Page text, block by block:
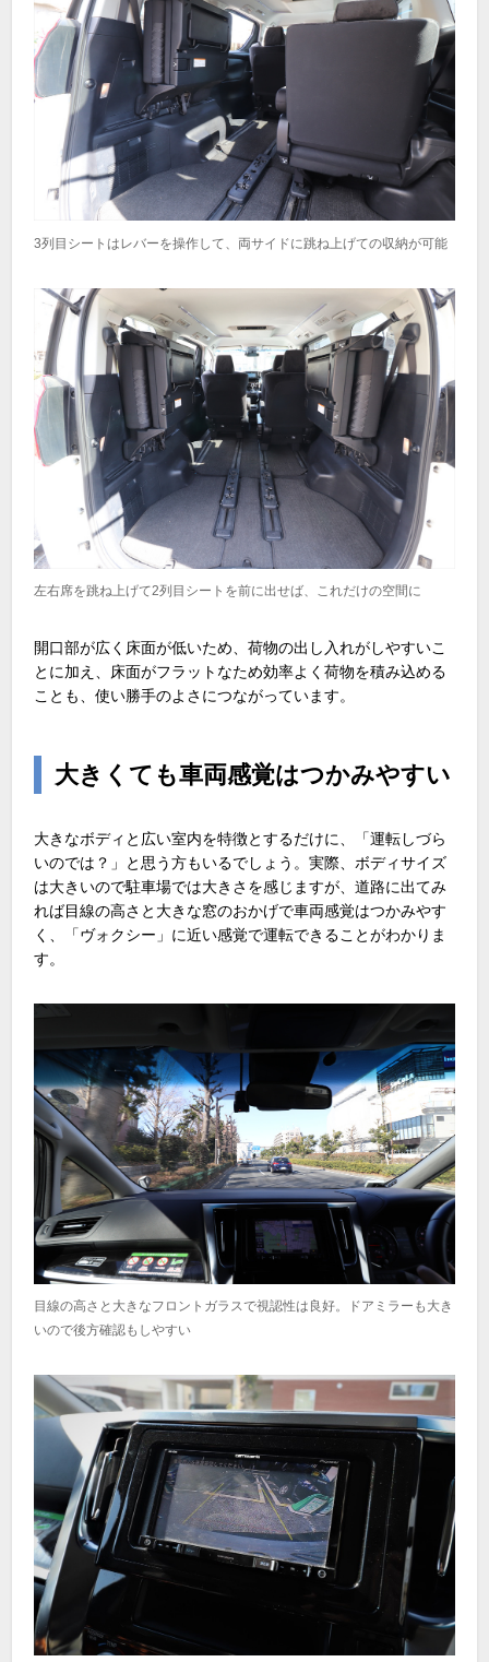
3列目シートはレバーを操作して、両サイドに跳ね上げての収納が可能
左右席を跳ね上げて2列目シートを前に出せば、これだけの空間に
開口部が広く床面が低いため、荷物の出し入れがしやすいこ
とに加え、床面がフラットなため効率よく荷物を積み込める
ことも、使い勝手のよさにつながっています。
大きくても車両感覚はつかみやすい
大きなボディと広い室内を特徴とするだけに、「運転しづら
いのでは？」と思う方もいるでしょう。実際、ボディサイズ
は大きいので駐車場では大きさを感じますが、道路に出てみ
れば目線の高さと大きな窓のおかげで車両感覚はつかみやす
く、「ヴォクシー」に近い感覚で運転できることがわかりま
す。
目線の高さと大きなフロントガラスで視認性は良好。ドアミラーも大き
いので後方確認もしやすい